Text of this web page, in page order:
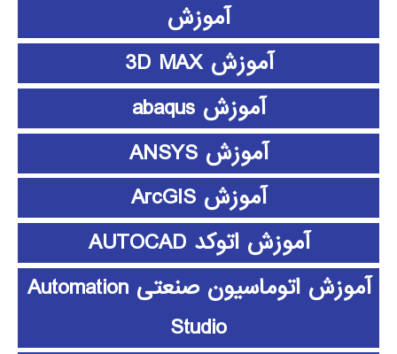
آموزش
آموزش 3D MAX
آموزش abaqus
آموزش ANSYS
آموزش ArcGIS
آموزش اتوکد AUTOCAD
آموزش اتوماسیون صنعتی Automation
Studio